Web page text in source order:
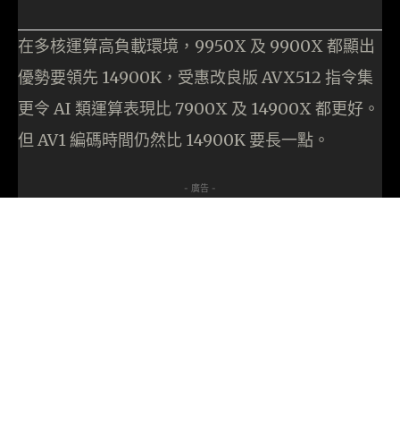
在多核運算高負載環境，9950X 及 9900X 都顯出
優勢要領先 14900K，受惠改良版 AVX512 指令集
更令 AI 類運算表現比 7900X 及 14900X 都更好。
但 AV1 編碼時間仍然比 14900K 要長一點。
- 廣告 -